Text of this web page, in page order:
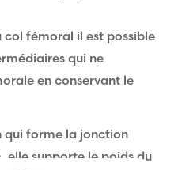
fémoral il est possible
qui ne
en conservant le
qui forme la jonction
elle supporte le poids du